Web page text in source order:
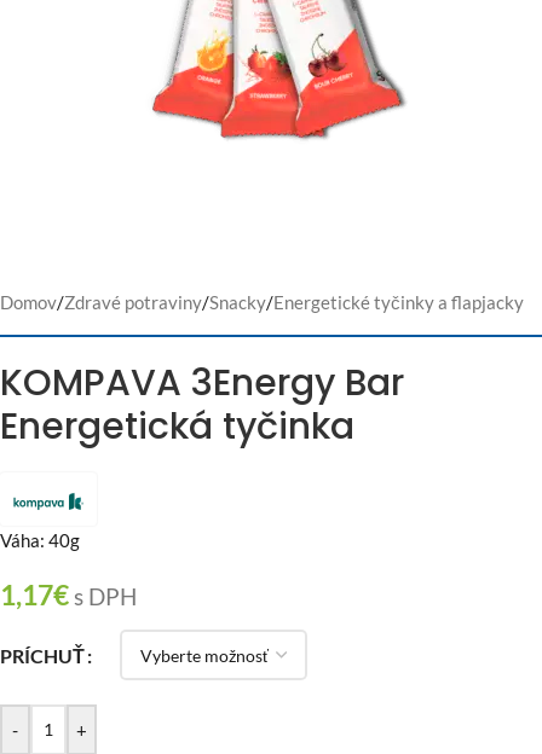
Domov/Zdravé potraviny/Snacky/Energetické tyčinky a flapjacky
KOMPAVA 3Energy Bar
Energetická tyčinka
Váha: 40g
1,17€s DPH
PRÍCHUŤ
- +